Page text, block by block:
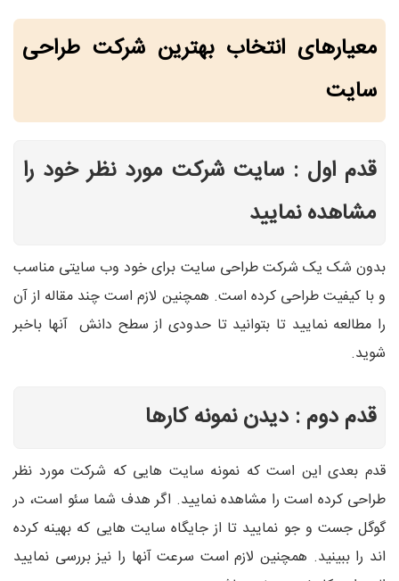
معیارهای انتخاب بهترین شرکت طراحی
سایت
قدم اول : سایت شرکت مورد نظر خود را
مشاهده نمایید
بدون شک یک شرکت طراحی سایت برای خود وب سایتی مناسب
و با کیفیت طراحی کرده است. همچنین لازم است چند مقاله از آن
را مطالعه نمایید تا بتوانید تا حدودی از سطح دانش آنها باخبر
شوید.
قدم دوم : دیدن نمونه کارها
قدم بعدی این است که نمونه سایت هایی که شرکت مورد نظر
طراحی کرده است را مشاهده نمایید. اگر هدف شما سئو است، در
گوگل جست و جو نمایید تا از جایگاه سایت هایی که بهینه کرده
اند را ببینید. همچنین لازم است سرعت آنها را نیز بررسی نمایید